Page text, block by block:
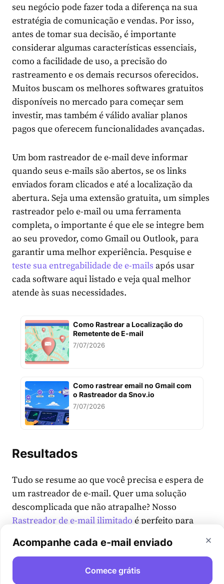
seu negócio pode fazer toda a diferença na sua
estratégia de comunicação e vendas. Por isso,
antes de tomar sua decisão, é importante
considerar algumas características essenciais,
como a facilidade de uso, a precisão do
rastreamento e os demais recursos oferecidos.
Muitos buscam os melhores softwares gratuitos
disponíveis no mercado para começar sem
investir, mas também é válido avaliar planos
pagos que oferecem funcionalidades avançadas.
Um bom rastreador de e-mail deve informar
quando seus e-mails são abertos, se os links
enviados foram clicados e até a localização da
abertura. Seja uma extensão gratuita, um simples
rastreador pelo e-mail ou uma ferramenta
completa, o importante é que ele se integre bem
ao seu provedor, como Gmail ou Outlook, para
garantir uma melhor experiência. Pesquise e
teste sua entregabilidade de e-mails após usar
cada software aqui listado e veja qual melhor
atende às suas necessidades.
Como Rastrear a Localização do
Remetente de E-mail
7/07/2026
Como rastrear email no Gmail com
o Rastreador da Snov.io
7/07/2026
Resultados
Tudo se resume ao que você precisa e espera de
um rastreador de e-mail. Quer uma solução
descomplicada que não atrapalhe? Nosso
Rastreador de e-mail ilimitado é perfeito para
solução mais complexa para integrar ao seu CRM
e rastrear seus documentos? Há uma solução
Acompanhe cada e-mail enviado
Comece grátis